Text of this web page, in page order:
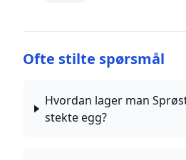
Ofte stilte spørsmål
Hvordan lager man
stekte egg?